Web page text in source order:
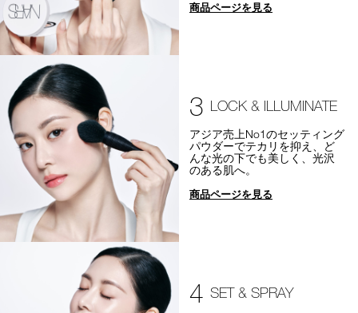
商品ページを見る
3 LOCK & ILLUMINATE
アジア売上No1のセッティング
パウダーでテカリを抑え、ど
んな光の下でも美しく、光沢
のある肌へ。
商品ページを見る
4 SET & SPRAY